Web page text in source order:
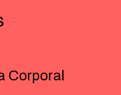
Corporal